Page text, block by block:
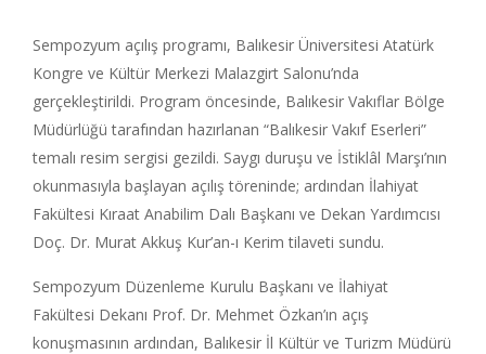
Sempozyum açılış programı, Balıkesir Üniversitesi Atatürk
Kongre ve Kültür Merkezi Malazgirt Salonu’nda
gerçekleştirildi. Program öncesinde, Balıkesir Vakıflar Bölge
Müdürlüğü tarafından hazırlanan “Balıkesir Vakıf Eserleri”
temalı resim sergisi gezildi. Saygı duruşu ve İstiklâl Marşı’nın
okunmasıyla başlayan açılış töreninde; ardından İlahiyat
Fakültesi Kıraat Anabilim Dalı Başkanı ve Dekan Yardımcısı
Doç. Dr. Murat Akkuş Kur’an-ı Kerim tilaveti sundu.
Sempozyum Düzenleme Kurulu Başkanı ve İlahiyat
Fakültesi Dekanı Prof. Dr. Mehmet Özkan’ın açış
konuşmasının ardından, Balıkesir İl Kültür ve Turizm Müdürü